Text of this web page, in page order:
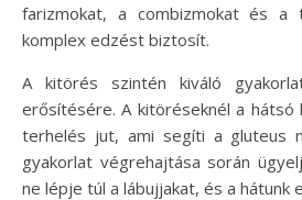
farizmokat, a combizmokat és
komplex edzést biztosít.
A kitörés szintén kiváló
erősítésére. A kitöréseknél a hátsó
terhelés jut, ami segíti a gluteus
gyakorlat végrehajtása során
ne lépje túl a lábujjakat, és a hátunk